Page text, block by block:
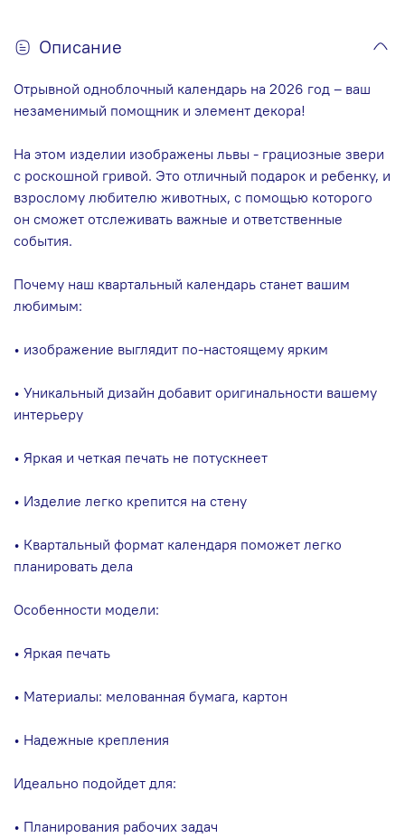
Описание
Отрывной одноблочный календарь на 2026 год – ваш
незаменимый помощник и элемент декора!
На этом изделии изображены львы - грациозные звери
с роскошной гривой. Это отличный подарок и ребенку, и
взрослому любителю животных, с помощью которого
он сможет отслеживать важные и ответственные
события.
Почему наш квартальный календарь станет вашим
любимым:
• изображение выглядит по-настоящему ярким
• Уникальный дизайн добавит оригинальности вашему
интерьеру
• Яркая и четкая печать не потускнеет
• Изделие легко крепится на стену
• Квартальный формат календаря поможет легко
планировать дела
Особенности модели:
• Яркая печать
• Материалы: мелованная бумага, картон
• Надежные крепления
Идеально подойдет для:
• Планирования рабочих задач